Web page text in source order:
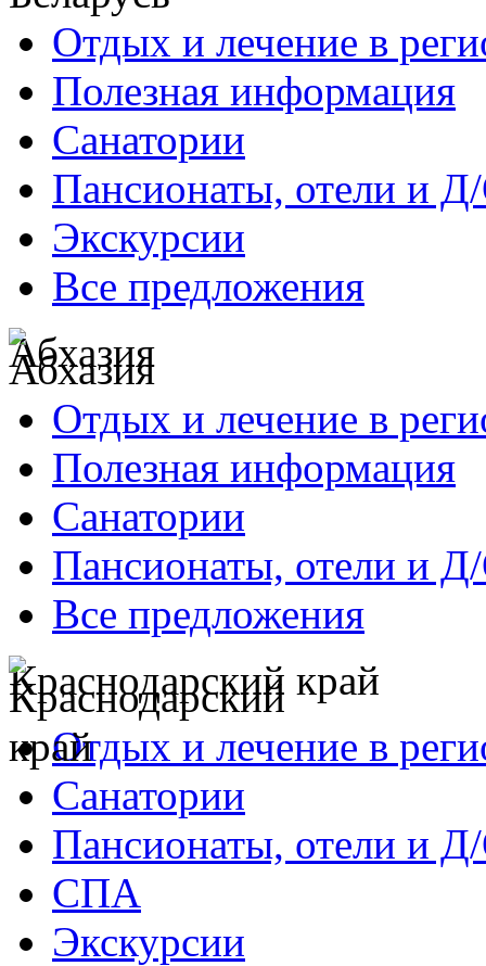
Отдых и лечение в
Полезная информация
Санатории
Пансионаты, отели и
Экскурсии
Все предложения
Абхазия
Отдых и лечение в
Полезная информация
Санатории
Пансионаты, отели и
Все предложения
Краснодарский край
Отдых и лечение в
Санатории
Пансионаты, отели и
СПА
Экскурсии